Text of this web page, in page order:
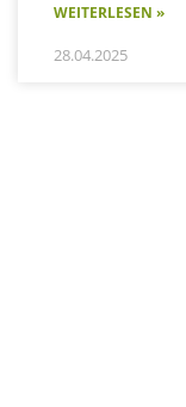
WEITERLESEN »
28.04.2025